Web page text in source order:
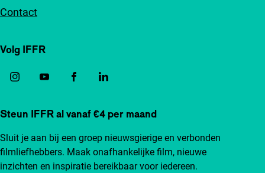
Contact
Volg IFFR
Steun IFFR al vanaf €4 per maand
Sluit je aan bij een groep nieuwsgierige en verbonden
filmliefhebbers. Maak onafhankelijke film, nieuwe
inzichten en inspiratie bereikbaar voor iedereen.